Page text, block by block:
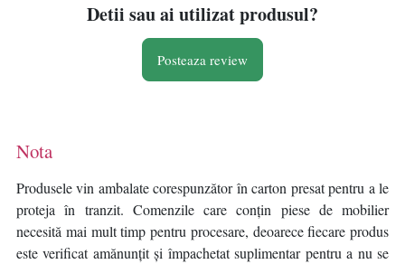
Detii sau ai utilizat produsul?
Posteaza review
Nota
Produsele vin ambalate corespunzător în carton presat pentru a le
proteja în tranzit. Comenzile care conțin piese de mobilier
necesită mai mult timp pentru procesare, deoarece fiecare produs
este verificat amănunțit și împachetat suplimentar pentru a nu se